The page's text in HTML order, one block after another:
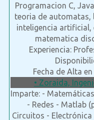
Programacion C,
teoria de automatas,
inteligencia
matematica
Experiencia:
Fecha de Alta
• Zoraida,
Imparte: -
- Redes - Matlab
Circuitos -